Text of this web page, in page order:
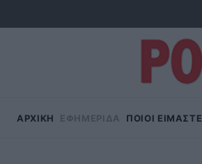
ΑΡΧΙΚΗ ΕΦΗΜΕΡΙΔΑ ΠΟΙΟΙ ΕΙΜΑΣΤΕ